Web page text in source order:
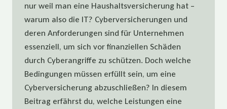
nur weil man eine Haushaltsversicherung hat –
warum also die IT? Cyberversicherungen und
deren Anforderungen sind für Unternehmen
essenziell, um sich vor finanziellen Schäden
durch Cyberangriffe zu schützen. Doch welche
Bedingungen müssen erfüllt sein, um eine
Cyberversicherung abzuschließen? In diesem
Beitrag erfährst du, welche Leistungen eine